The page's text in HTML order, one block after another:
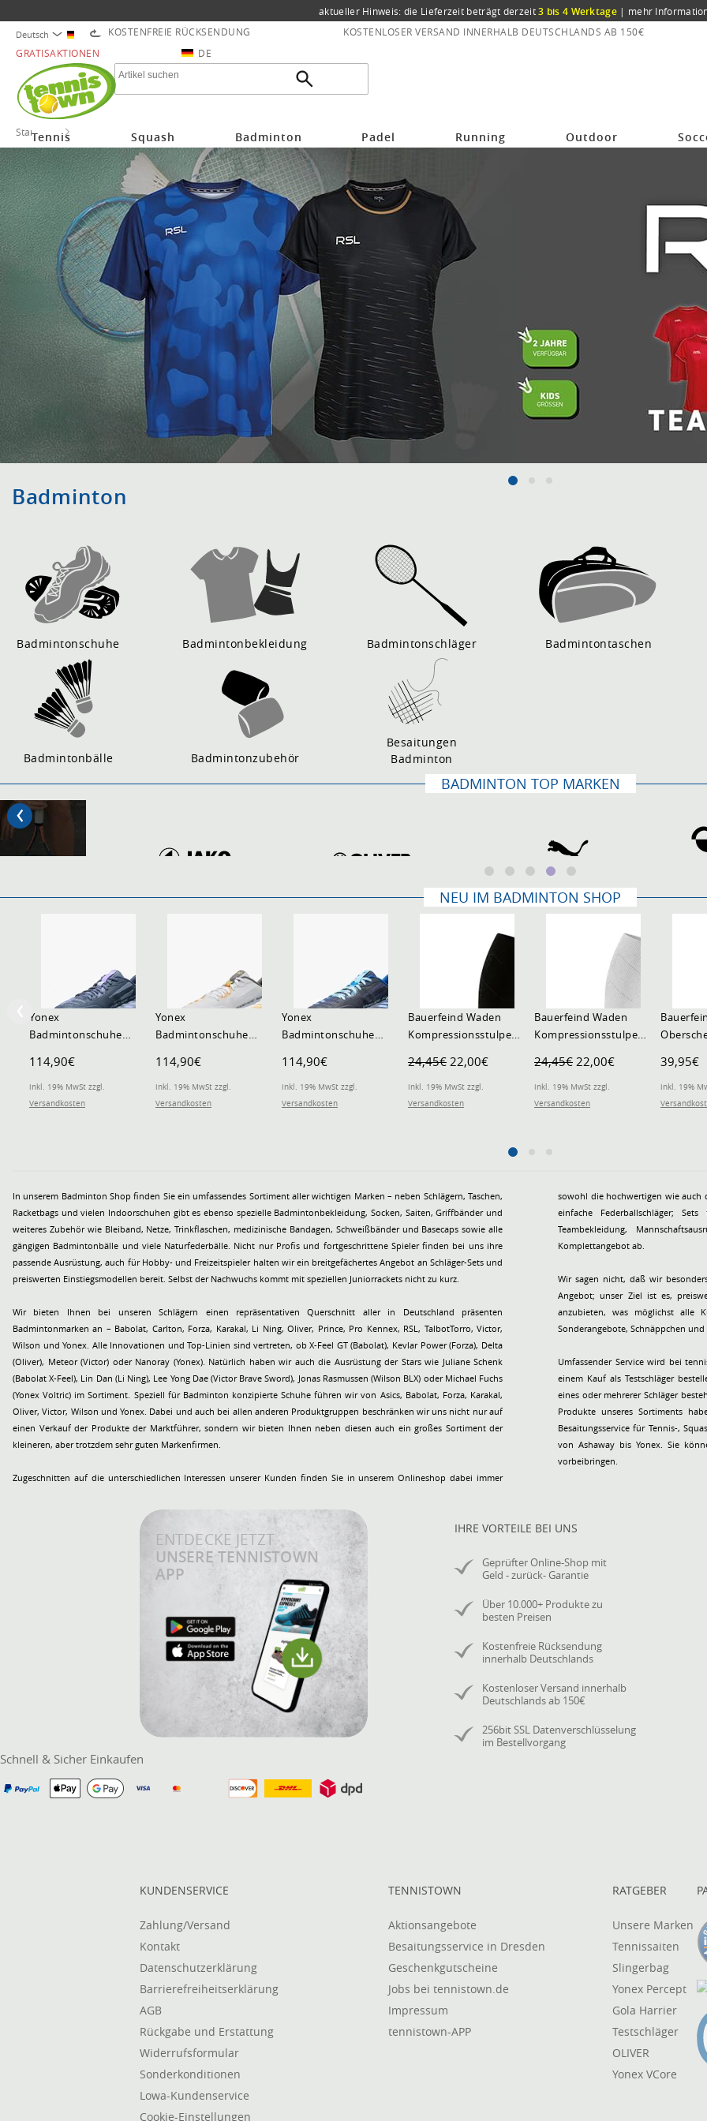
aktueller Hinweis: die Lieferzeit beträgt derzeit3 bis 4 Werktage | mehr
Deutsch KOSTENFREIE RÜCKSENDUNG KOSTENLOSER VERSAND INNERHALB DEUTSCHLANDS AB 150€
GRATISAKTIONEN
DE
Tennis Squash Badminton Padel Running Outdoor
Startseite
Badminton
Badmintonschuhe Badmintonbekleidung Badmintonschläger Badmintontaschen
Badmintonbälle Badmintonzubehör
Besaitungen
Badminton
BADMINTON TOP MARKEN
NEU IM BADMINTON SHOP
Yonex
Badmintonschuhe
(weit/breit) 2026
violett Herren
114,90€
inkl. 19% MwSt zzgl.
Versandkosten
Yonex
Badmintonschuhe
weiss/orange Herren
114,90€
inkl. 19% MwSt zzgl.
Versandkosten
Yonex
Badmintonschuhe
blau Herren
114,90€
inkl. 19% MwSt zzgl.
Versandkosten
Bauerfeind Waden
Kompressionsstulpen
Sleeves schwarz
Herren - 2 Stück
24,45€ 22,00€
inkl. 19% MwSt zzgl.
Versandkosten
Bauerfeind Waden
Kompressionsstulpen
Sleeves weiss Herren -
2 Stück
24,45€ 22,00€
inkl. 19% MwSt zzgl.
Versandkosten
Upper
navyblau
39,95€
inkl. 19%
In unserem Badminton Shop finden Sie ein umfassendes Sortiment aller wichtigen Marken – neben Schlägern, Taschen,
Racketbags und vielen Indoorschuhen gibt es ebenso spezielle Badmintonbekleidung, Socken, Saiten, Griffbänder und
weiteres Zubehör wie Bleiband, Netze, Trinkflaschen, medizinische Bandagen, Schweißbänder und Basecaps sowie alle
gängigen Badmintonbälle und viele Naturfederbälle. Nicht nur Profis und fortgeschrittene Spieler finden bei uns ihre
passende Ausrüstung, auch für Hobby- und Freizeitspieler halten wir ein breitgefächertes Angebot an Schläger-Sets und
preiswerten Einstiegsmodellen bereit. Selbst der Nachwuchs kommt mit speziellen Juniorrackets nicht zu kurz.
Wir bieten Ihnen bei unseren Schlägern einen repräsentativen Querschnitt aller in Deutschland präsenten
Badmintonmarken an – Babolat, Carlton, Forza, Karakal, Li Ning, Oliver, Prince, Pro Kennex, RSL, TalbotTorro, Victor,
Wilson und Yonex. Alle Innovationen und Top-Linien sind vertreten, ob X-Feel GT (Babolat), Kevlar Power (Forza), Delta
(Oliver), Meteor (Victor) oder Nanoray (Yonex). Natürlich haben wir auch die Ausrüstung der Stars wie Juliane Schenk
(Babolat X-Feel), Lin Dan (Li Ning), Lee Yong Dae (Victor Brave Sword), Jonas Rasmussen (Wilson BLX) oder Michael Fuchs
(Yonex Voltric) im Sortiment. Speziell für Badminton konzipierte Schuhe führen wir von Asics, Babolat, Forza, Karakal,
Oliver, Victor, Wilson und Yonex. Dabei und auch bei allen anderen Produktgruppen beschränken wir uns nicht nur auf
einen Verkauf der Produkte der Marktführer, sondern wir bieten Ihnen neben diesen auch ein großes Sortiment der
kleineren, aber trotzdem sehr guten Markenfirmen.
Zugeschnitten auf die unterschiedlichen Interessen unserer Kunden finden Sie in unserem Onlineshop dabei immer
sowohl die hochwertigen wie auch
einfache Federballschläger;
Teambekleidung,
Komplettangebot ab.
Wir sagen nicht, daß wir
Angebot; unser Ziel ist es,
anzubieten, was möglichst alle
Sonderangebote, Schnäppchen
Umfassender Service wird bei
einem Kauf als Testschläger
eines oder mehrerer Schläger
Produkte unseres Sortiments
Besaitungsservice für Tennis-, Squash- und Badminton mit über 300 verfügbaren Saiten aller wichtigen
von Ashaway bis Yonex. Sie
vorbeibringen.
ENTDECKE JETZT
UNSERE TENNISTOWN
APP
IHRE VORTEILE BEI UNS
Geprüfter Online-Shop mit
Geld - zurück- Garantie
Über 10.000+ Produkte zu
besten Preisen
Kostenfreie Rücksendung
innerhalb Deutschlands
Kostenloser Versand innerhalb
Deutschlands ab 150€
256bit SSL Datenverschlüsselung
im Bestellvorgang
Schnell & Sicher Einkaufen
KUNDENSERVICE
Zahlung/Versand
Kontakt
Datenschutzerklärung
Barrierefreiheitserklärung
AGB
Rückgabe und Erstattung
Widerrufsformular
Sonderkonditionen
Lowa-Kundenservice
Cookie-Einstellungen
TENNISTOWN
Aktionsangebote
Besaitungsservice in Dresden
Geschenkgutscheine
Jobs bei tennistown.de
Impressum
tennistown-APP
RATGEBER
Unsere Marken
Tennissaiten
Slingerbag
Yonex Percept
Gola Harrier
Testschläger
OLIVER
Yonex VCore